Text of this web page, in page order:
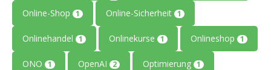
Online-Shop 1 Online-Sicherheit 1
Onlinehandel 1 Onlinekurse 1 Onlineshop 1
ONO 1 OpenAI 2 Optimierung 1